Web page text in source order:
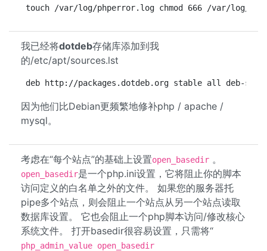
touch /var/log/phperror.log chmod 666 /var/log/
我已经将dotdeb存储库添加到我
的/etc/apt/sources.lst
deb http://packages.dotdeb.org stable all deb-
因为他们比Debian更频繁地修补php / apache /
mysql。
考虑在“每个站点”的基础上设置open_basedir 。
open_basedir是一个php.ini设置，它将阻止你的脚本
访问定义的白名单之外的文件。 如果您的服务器托
pipe多个站点，则会阻止一个站点从另一个站点读取
数据库设置。 它也会阻止一个php脚本访问/修改核心
系统文件。 打开basedir很容易设置，只需将“
php_admin_value open_basedir